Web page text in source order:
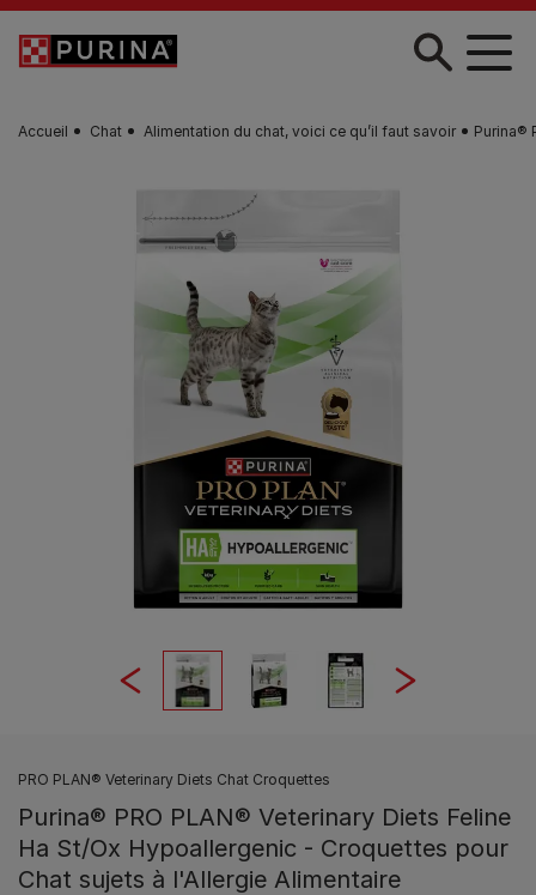
Skip to main content
Accueil Chat Alimentation du chat, voici ce qu’il faut savoir Purina®
PRO PLAN® Veterinary Diets Chat Croquettes
Purina® PRO PLAN® Veterinary Diets Feline
Ha St/Ox Hypoallergenic - Croquettes pour
Chat sujets à l'Allergie Alimentaire